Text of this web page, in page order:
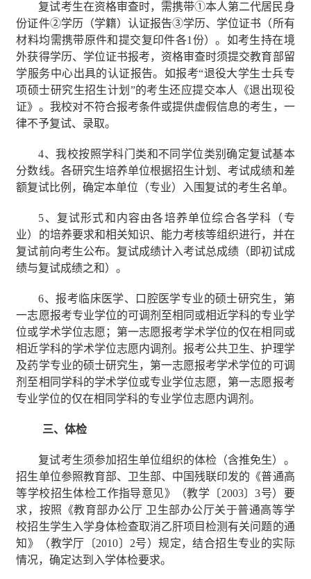
复试考生在资格审查时，需携带①本人第二代居民身
份证件②学历（学籍）认证报告③学历、学位证书（所有
材料均需携带原件和提交复印件各1份）。如考生持在境
外获得学历、学位证书报考，资格审查时须提交教育部留
学服务中心出具的认证报告。如报考“退役大学生士兵专
项硕士研究生招生计划”的考生还应提交本人《退出现役
证》。我校对不符合报考条件或提供虚假信息的考生，一
律不予复试、录取。
4、我校按照学科门类和不同学位类别确定复试基本
分数线。各研究生培养单位根据招生计划、考试成绩和差
额复试比例，确定本单位（专业）入围复试的考生名单。
5、复试形式和内容由各培养单位综合各学科（专
业）的培养要求和相关知识、能力考核等组织进行，并在
复试前向考生公布。复试成绩计入考试总成绩（即初试成
绩与复试成绩之和）。
6、报考临床医学、口腔医学专业的硕士研究生，第
一志愿报考专业学位的可调剂至相同或相近学科的专业学
位或学术学位志愿；第一志愿报考学术学位的仅在相同或
相近学科的学术学位志愿内调剂。报考公共卫生、护理学
及药学专业的硕士研究生，第一志愿报考学术学位的可调
剂至相同学科的学术学位或专业学位志愿，第一志愿报考
专业学位的仅在相同学科的专业学位志愿内调剂。
三、体检
复试考生须参加招生单位组织的体检（含推免生）。
招生单位参照教育部、卫生部、中国残联印发的《普通高
等学校招生体检工作指导意见》（教学〔2003〕3号）要
求，按照《教育部办公厅 卫生部办公厅关于普通高等学
校招生学生入学身体检查取消乙肝项目检测有关问题的通
知》（教学厅〔2010〕2号）规定，结合招生专业的实际
情况，确定达到入学体检要求。